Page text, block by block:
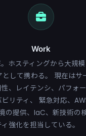
Work
ホスティングから大規
して携わる。 現在はサ
、レイテンシ、パフォ
リティ、 緊急対応、
の提供、IaC、新技術の
強化を担当している。